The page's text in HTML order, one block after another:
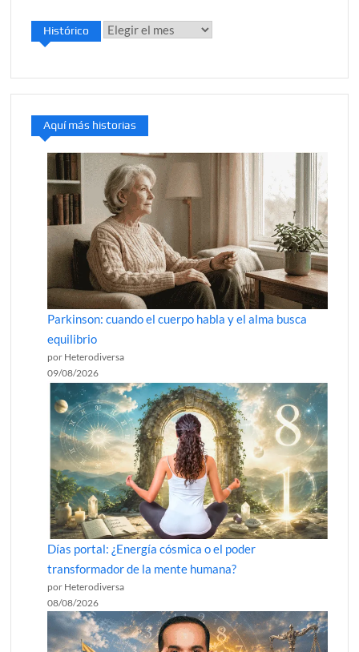
Histórico Histórico
Aquí más historias
Parkinson: cuando el cuerpo habla y el alma busca
equilibrio
por Heterodiversa
09/08/2026
Días portal: ¿Energía cósmica o el poder
transformador de la mente humana?
por Heterodiversa
08/08/2026